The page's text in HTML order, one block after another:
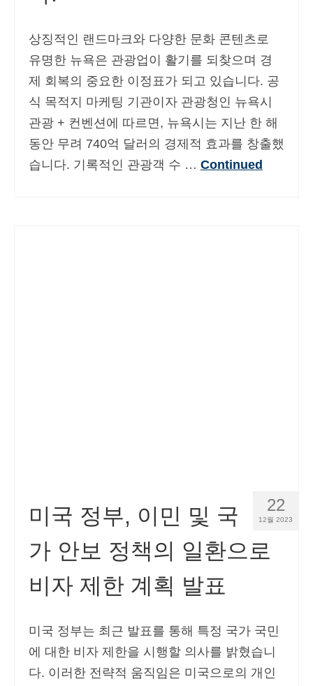
상징적인 랜드마크와 다양한 문화 콘텐츠로
유명한 뉴욕은 관광업이 활기를 되찾으며 경
제 회복의 중요한 이정표가 되고 있습니다. 공
식 목적지 마케팅 기관이자 관광청인 뉴욕시
관광 + 컨벤션에 따르면, 뉴욕시는 지난 한 해
동안 무려 740억 달러의 경제적 효과를 창출했
습니다. 기록적인 관광객 수 … Continued
22
12월 2023
미국 정부, 이민 및 국
가 안보 정책의 일환으로
비자 제한 계획 발표
미국 정부는 최근 발표를 통해 특정 국가 국민
에 대한 비자 제한을 시행할 의사를 밝혔습니
다. 이러한 전략적 움직임은 미국으로의 개인